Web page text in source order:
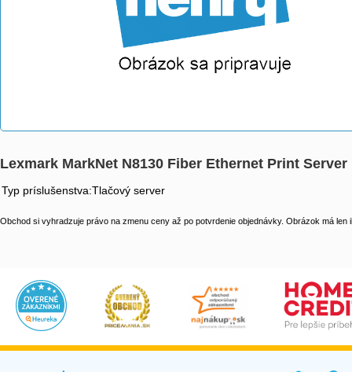
Lexmark MarkNet N8130 Fiber Ethernet Print Server
Typ príslušenstva:Tlačový server
Obchod si vyhradzuje právo na zmenu ceny až po potvrdenie objednávky. Obrázok má len